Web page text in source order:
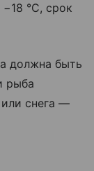
°С, срок
должна быть
рыба
снега —